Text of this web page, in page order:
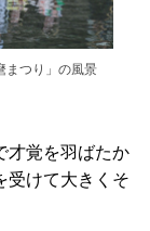
まつり」の風景
才覚を羽ばたか
受けて大きくそ